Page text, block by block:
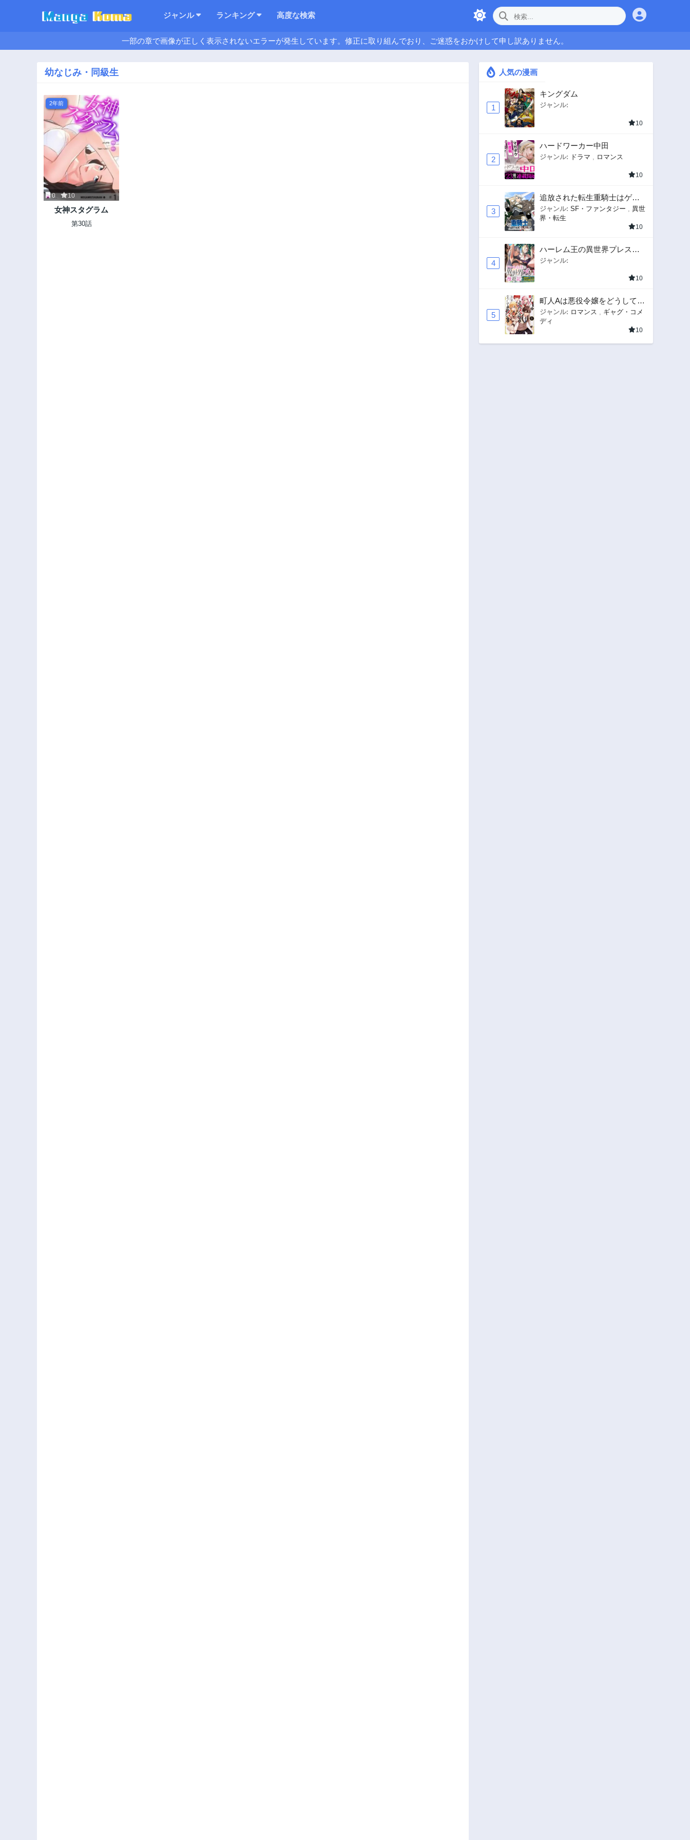
ジャンル ランキング 高度な検索
一部の章で画像が正しく表示されないエラーが発生しています。修正に取り組んでおり、ご迷惑をおかけして申し訳ありません。
幼なじみ・同級生
2年前
0 10
女神スタグラム
第30話
人気の漫画
1
キングダム
ジャンル:
10
2
ハードワーカー中田
ジャンル: ドラマ ロマンス
10
3
追放された転生重騎士はゲー
ム知識で無双する
ジャンル: SF・ファンタジー
異世
界・転生
10
4
ハーレム王の異世界プレス漫
遊記 ～最強無双のおじさん
ジャンル:
10
5
町人Aは悪役令嬢をどうしても
救いたい
ジャンル: ロマンス , ギャグ・コメ
ディ
10